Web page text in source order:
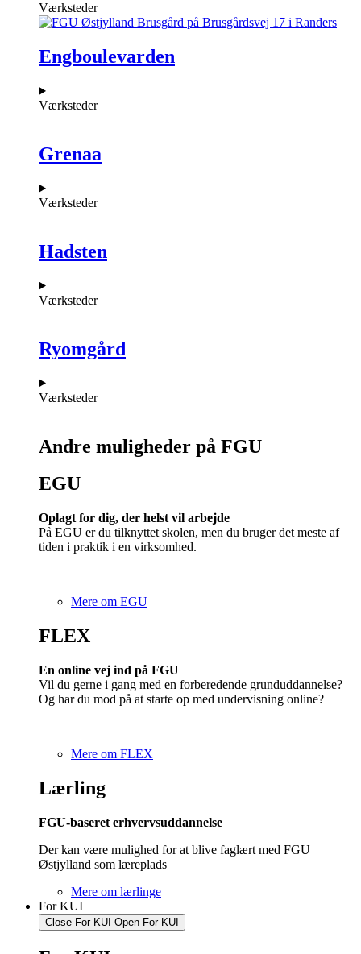
Værksteder
Engboulevarden
Værksteder
Grenaa
Værksteder
Hadsten
Værksteder
Ryomgård
Værksteder
Andre muligheder på FGU
EGU​
Oplagt for dig, der helst vil arbejde
På EGU er du tilknyttet skolen, men du bruger det meste af
tiden i praktik i en virksomhed.
Mere om EGU
FLEX
En online vej ind på FGU
Vil du gerne i gang med en forberedende grunduddannelse?
Og har du mod på at starte op med undervisning online?
Mere om FLEX
Lærling
FGU-baseret erhvervsuddannelse
Der kan være mulighed for at blive faglært med FGU
Østjylland som læreplads
Mere om lærlinge
For KUI
Close For KUI Open For KUI